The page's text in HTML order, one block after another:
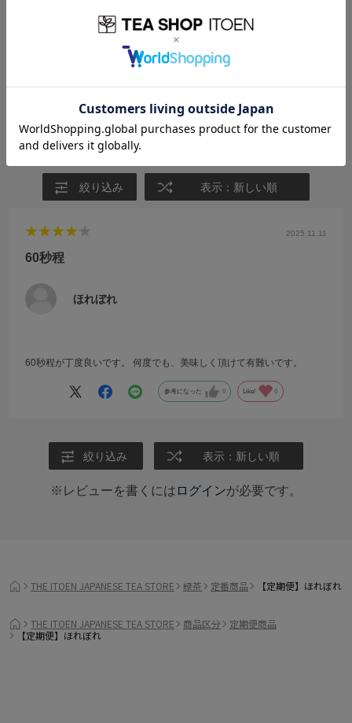
★
絞り込み 表示：新しい順
2025.11.11
60秒程
ほれぼれ
60秒程が丁度良いです。 何度でも、美味しく頂けて有難いです。
参考になった 0 Like! 0
絞り込み 表示：新しい順
※レビューを書くには ログインが必要です。
THE ITOEN JAPANESE TEA STORE 緑茶 定番商品 【定期便】ほれぼれ
THE ITOEN JAPANESE TEA STORE 商品区分
定期便商品
【定期便】ほれぼれ